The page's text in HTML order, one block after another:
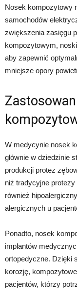
Nosek kompozytowy
samochodów
zwiększenia zasięgu
kompozytowym,
aby zapewnić
mniejsze opory
W medycynie nosek
głównie w dziedzinie
produkcji protez
niż tradycyjne
również
alergicznych u
Ponadto, nosek
implantów
ortopedyczne. Dzięki
korozję,
pacjentów, którzy